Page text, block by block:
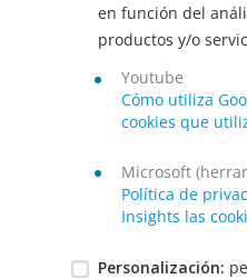
en función del
productos y/o
Youtube
Cómo utiliza
cookies que
Microsoft
Política de
Insights las
Personalización: